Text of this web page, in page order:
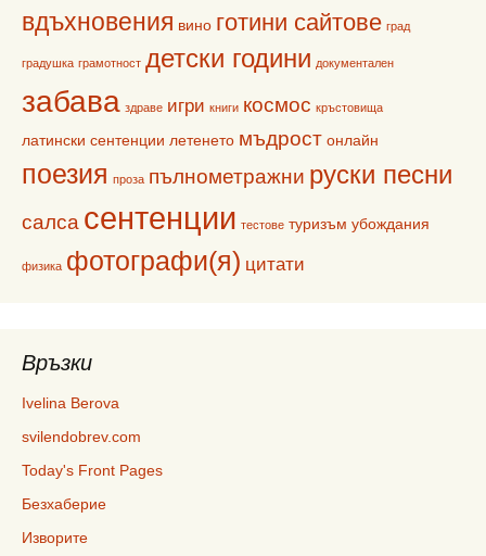
вдъхновения вино готини сайтове град
градушка грамотност детски години документален
забава здраве игри книги космос кръстовища
латински сентенции летенето мъдрост онлайн
поезия проза пълнометражни руски песни
салса сентенции тестове туризъм убождания
физика фотографи(я) цитати
Връзки
Ivelina Berova
svilendobrev.com
Today's Front Pages
Безхаберие
Изворите